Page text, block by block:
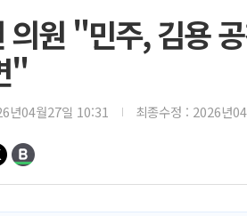
의원 "민주, 김용
"
년04월27일 10:31 최종수정 : 2026년